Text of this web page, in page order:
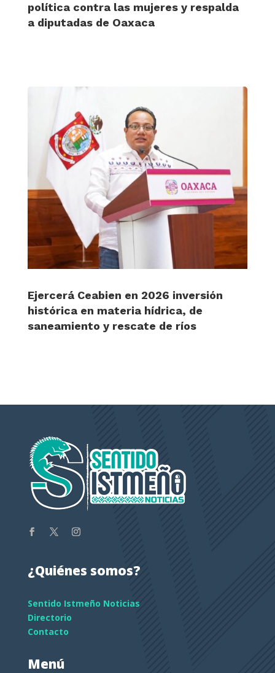
política contra las mujeres y respalda
a diputadas de Oaxaca
Ejercerá Ceabien en 2026 inversión
histórica en materia hídrica, de
saneamiento y rescate de ríos
¿Quiénes somos?
Sentido Istmeño Noticias
Directorio
Contacto
Menú